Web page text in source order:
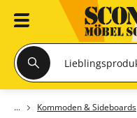
Kommoden & Sideboards